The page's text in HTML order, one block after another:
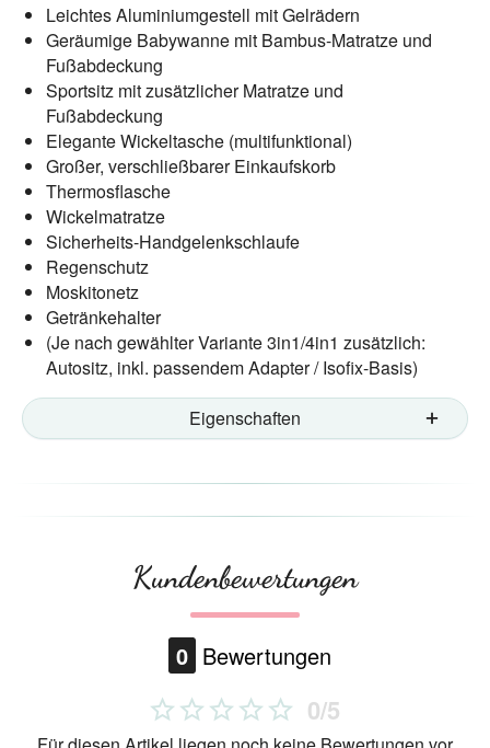
Leichtes Aluminiumgestell mit Gelrädern
Geräumige Babywanne mit Bambus-Matratze und
Fußabdeckung
Sportsitz mit zusätzlicher Matratze und
Fußabdeckung
Elegante Wickeltasche (multifunktional)
Großer, verschließbarer Einkaufskorb
Thermosflasche
Wickelmatratze
Sicherheits-Handgelenkschlaufe
Regenschutz
Moskitonetz
Getränkehalter
(Je nach gewählter Variante 3in1/4in1 zusätzlich:
Autositz, inkl. passendem Adapter / Isofix-Basis)
Eigenschaften
Kundenbewertungen
0 Bewertungen
0/5